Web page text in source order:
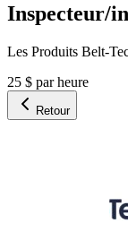
Inspecteur/
Les Produits Belt-
25 $ par heure
Retour